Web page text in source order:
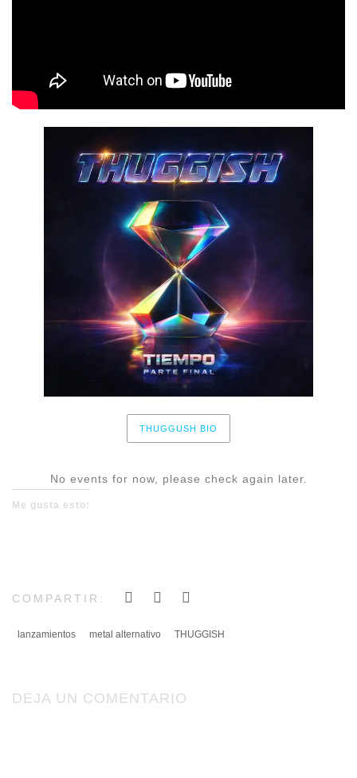
THUGGUSH BIO
No events for now, please check again later.
Me gusta esto:
COMPARTIR:
lanzamientos metal alternativo THUGGISH
DEJA UN COMENTARIO